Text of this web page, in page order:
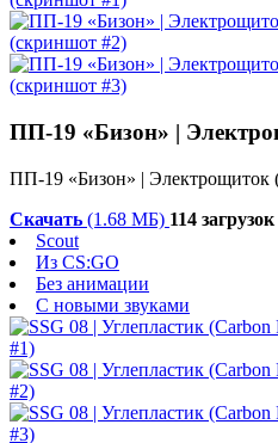
ПП-19 «Бизон» |
ПП-19 «Бизон» | Электрощиток
Скачать (1.68 МБ) 114 загрузок
Scout
Из CS:GO
Без анимации
С новыми звуками